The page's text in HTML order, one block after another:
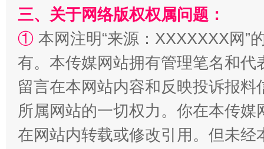
站台名比不上好声名
三、关于网络版权权属问题：
① 本网注明“来源：XXXXXXX网”
有。本传媒网站拥有管理笔名和
留言在本网站内容和反映投诉报
所属网站的一切权力。你在本传
在网站内转载或修改引用。但未